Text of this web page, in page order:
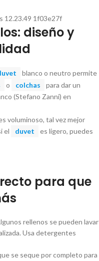
diseño y
blanco o neutro permite
o colchas
para dar un
(Stefano Zanni) en
voluminoso, tal vez mejor
el
duvet
es ligero, puedes
para que
rellenos se pueden lavar
Usa detergentes
se seque por completo para